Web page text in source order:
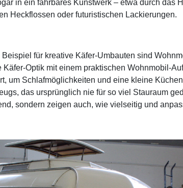
in ein fahrbares Kunstwerk – etwa durch das
Heckflossen oder futuristischen Lackierungen.
für kreative Käfer-Umbauten sind
Optik mit einem praktischen Wohnmobil-
um Schlafmöglichkeiten und eine kleine
das ursprünglich nie für so viel Stauraum
sondern zeigen auch, wie vielseitig und